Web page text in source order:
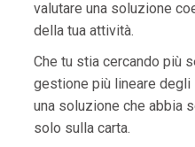
valutare una soluzione
della tua attività.
Che tu stia cercando più
gestione più lineare degli
una soluzione che abbia
solo sulla carta.